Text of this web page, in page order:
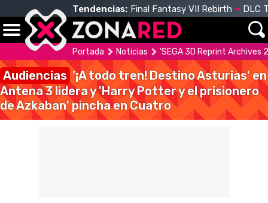
Tendencias: Final Fantasy VII Rebirth DLC
Portada Noticias 'SEGA 3D Reprint Archives
Audiencias '¡A todo tren! Destino Asturias' en
Antena 3 lidera y 'Harry Potter y el prisionero
de Azkaban' pincha en Cuatro